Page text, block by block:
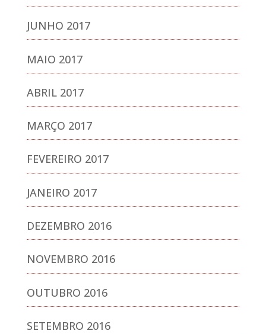
JUNHO 2017
MAIO 2017
ABRIL 2017
MARÇO 2017
FEVEREIRO 2017
JANEIRO 2017
DEZEMBRO 2016
NOVEMBRO 2016
OUTUBRO 2016
SETEMBRO 2016